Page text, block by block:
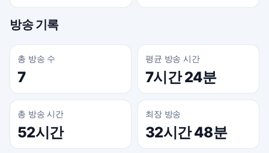
방송 기록
총 방송 수
7
평균 방송 시간
7시간 24분
총 방송 시간
52시간
최장 방송
32시간 48분